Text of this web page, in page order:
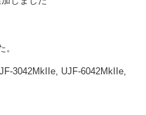
3042MkIIe, UJF-6042MkIIe,